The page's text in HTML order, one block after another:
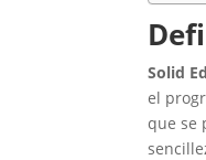
Solid
el
que se